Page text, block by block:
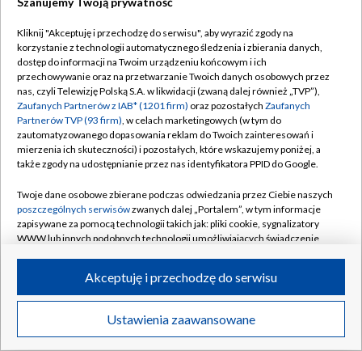
TVP
Abonament TVP
Emisja w TVP
Centrum informacji TVP
Naziemna Telewizja Cyfrowa
Rada Programowa
System NOS
Informacje o nadawcy
Program dla prasy
Ogłoszenie przetargowe
Regulamin TVP
Polityka prywatności
Moje zgody
Pomoc
Kontakt
Kanały
©2026 Telewizja Polska S.A. w likwidacji
Kliknij "Akceptuję i przechodzę do serwisu", aby wyrazić zgody na
korzystanie z technologii automatycznego śledzenia i zbierania danych,
dostęp do informacji na Twoim urządzeniu końcowym i ich
przechowywanie oraz na przetwarzanie Twoich danych osobowych przez
nas, czyli Telewizję Polską S.A. w likwidacji (zwaną dalej również „TVP”),
Zaufanych Partnerów z IAB* (1201 firm) oraz pozostałych Zaufanych
Partnerów TVP (93 firm), w celach marketingowych (w tym do
zautomatyzowanego dopasowania reklam do Twoich zainteresowań i
mierzenia ich skuteczności) i pozostałych, które wskazujemy poniżej, a
także zgody na udostępnianie przez nas identyfikatora PPID do Google.
Twoje dane osobowe zbierane podczas odwiedzania przez Ciebie naszych
poszczególnych serwisówzwanych dalej „Portalem”, w tym informacje
zapisywane za pomocą technologii takich jak: pliki cookie, sygnalizatory
WWW lub innych podobnych technologii umożliwiających świadczenie
ruchu w Internecie.
Twoje dane osobowe zbierane podczas odwiedzania przez Ciebie
poszczególnych serwisówna Portalu, takie jak adresy IP, identyfikatory
Ustawienia zaawansowane
Akceptuję i przechodzę do serwisu